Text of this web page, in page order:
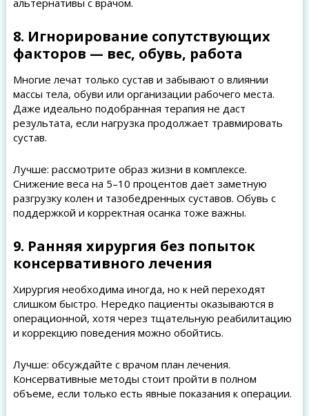
альтернативы с врачом.
8. Игнорирование сопутствующих
факторов — вес, обувь, работа
Многие лечат только сустав и забывают о влиянии
массы тела, обуви или организации рабочего места.
Даже идеально подобранная терапия не даст
результата, если нагрузка продолжает травмировать
сустав.
Лучше: рассмотрите образ жизни в комплексе.
Снижение веса на 5–10 процентов даёт заметную
разгрузку колен и тазобедренных суставов. Обувь с
поддержкой и корректная осанка тоже важны.
9. Ранняя хирургия без попыток
консервативного лечения
Хирургия необходима иногда, но к ней переходят
слишком быстро. Нередко пациенты оказываются в
операционной, хотя через тщательную реабилитацию
и коррекцию поведения можно обойтись.
Лучше: обсуждайте с врачом план лечения.
Консервативные методы стоит пройти в полном
объеме, если только есть явные показания к операции.